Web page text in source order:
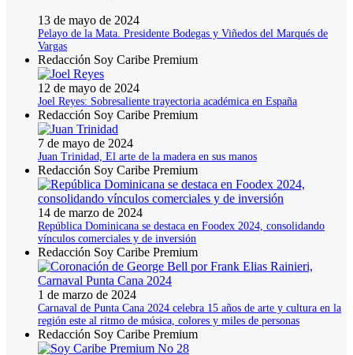
13 de mayo de 2024
Pelayo de la Mata. Presidente Bodegas y Viñedos del Marqués de
Vargas
Redacción Soy Caribe Premium
12 de mayo de 2024
Joel Reyes: Sobresaliente trayectoria académica en España
Redacción Soy Caribe Premium
7 de mayo de 2024
Juan Trinidad, El arte de la madera en sus manos
Redacción Soy Caribe Premium
14 de marzo de 2024
República Dominicana se destaca en Foodex 2024, consolidando
vínculos comerciales y de inversión
Redacción Soy Caribe Premium
1 de marzo de 2024
Carnaval de Punta Cana 2024 celebra 15 años de arte y cultura en la
región este al ritmo de música, colores y miles de personas
Redacción Soy Caribe Premium